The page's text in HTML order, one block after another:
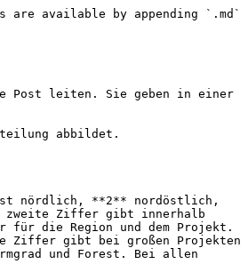
available by appending `.md`
Post leiten. Sie geben in einer
abbildet.
nördlich, **2** nordöstlich,
zweite Ziffer gibt innerhalb
die Region und dem Projekt.
Ziffer gibt bei großen Projekten
und Forest. Bei allen